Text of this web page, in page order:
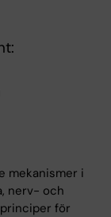
mekanismer i
nerv- och
för